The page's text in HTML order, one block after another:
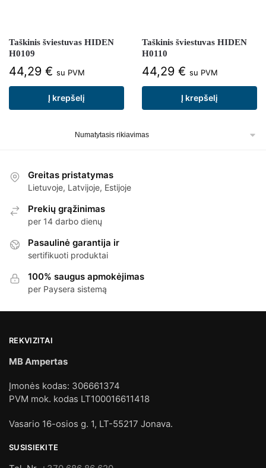
Taškinis šviestuvas HIDEN
H0109
44,29 € su PVM
Į krepšelį
Taškinis šviestuvas HIDEN
H0110
44,29 € su PVM
Į krepšelį
Greitas pristatymas
Lietuvoje, Latvijoje, Estijoje
Prekių grąžinimas
per 14 darbo dienų
Pasaulinė garantija ir
sertifikuoti produktai
100% saugus apmokėjimas
per Paysera sistemą
REKVIZITAI
MB Ampertas
Įmonės kodas: 306661374
PVM mok. kodas LT100016611418
Vasario 16-osios g. 1, LT-55217 Jonava.
SUSISIEKITE